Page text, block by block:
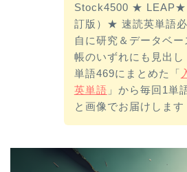
Stock4500 ★ LEAP★
訂版）★ 速読英単語
自に研究＆データベ
帳のいずれにも見出
単語469にまとめた「
英単語 」から毎回1単
と画像でお届けします